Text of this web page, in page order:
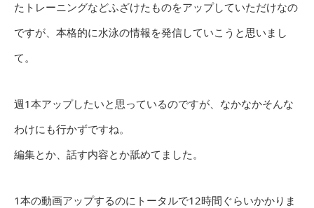
たトレーニングなどふざけたものをアップしていただけなの
ですが、本格的に水泳の情報を発信していこうと思いまし
て。
週1本アップしたいと思っているのですが、なかなかそんな
わけにも行かずですね。
編集とか、話す内容とか舐めてました。
1本の動画アップするのにトータルで12時間ぐらいかかりま